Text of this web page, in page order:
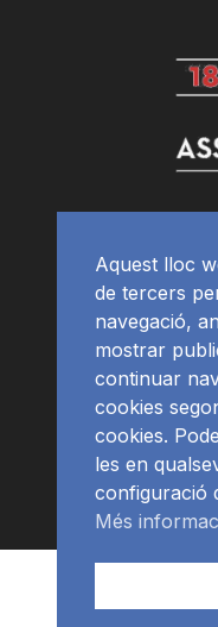
Aquest lloc
de tercers
navegació,
mostrar
continuar
cookies
cookies.
les en
configuració
Més